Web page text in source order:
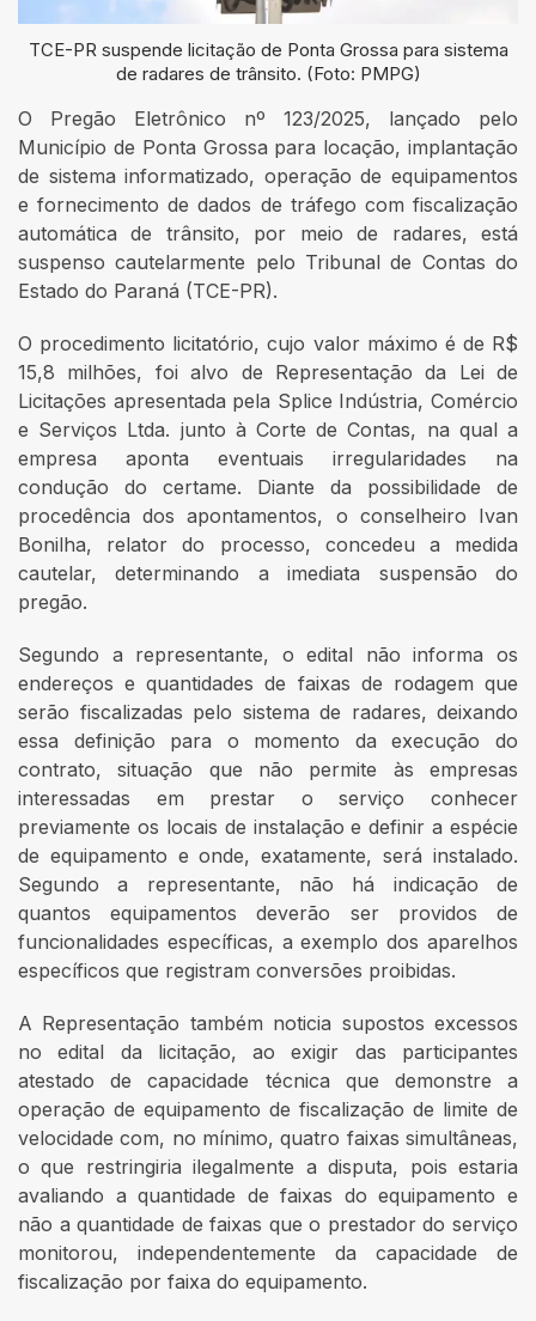
TCE-PR suspende licitação de Ponta Grossa para sistema
de radares de trânsito. (Foto: PMPG)
O Pregão Eletrônico nº 123/2025, lançado pelo
Município de Ponta Grossa para locação, implantação
de sistema informatizado, operação de equipamentos
e fornecimento de dados de tráfego com fiscalização
automática de trânsito, por meio de radares, está
suspenso cautelarmente pelo Tribunal de Contas do
Estado do Paraná (TCE-PR).
O procedimento licitatório, cujo valor máximo é de R$
15,8 milhões, foi alvo de Representação da Lei de
Licitações apresentada pela Splice Indústria, Comércio
e Serviços Ltda. junto à Corte de Contas, na qual a
empresa aponta eventuais irregularidades na
condução do certame. Diante da possibilidade de
procedência dos apontamentos, o conselheiro Ivan
Bonilha, relator do processo, concedeu a medida
cautelar, determinando a imediata suspensão do
pregão.
Segundo a representante, o edital não informa os
endereços e quantidades de faixas de rodagem que
serão fiscalizadas pelo sistema de radares, deixando
essa definição para o momento da execução do
contrato, situação que não permite às empresas
interessadas em prestar o serviço conhecer
previamente os locais de instalação e definir a espécie
de equipamento e onde, exatamente, será instalado.
Segundo a representante, não há indicação de
quantos equipamentos deverão ser providos de
funcionalidades específicas, a exemplo dos aparelhos
específicos que registram conversões proibidas.
A Representação também noticia supostos excessos
no edital da licitação, ao exigir das participantes
atestado de capacidade técnica que demonstre a
operação de equipamento de fiscalização de limite de
velocidade com, no mínimo, quatro faixas simultâneas,
o que restringiria ilegalmente a disputa, pois estaria
avaliando a quantidade de faixas do equipamento e
não a quantidade de faixas que o prestador do serviço
monitorou, independentemente da capacidade de
fiscalização por faixa do equipamento.